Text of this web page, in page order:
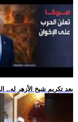
.. بعد تكريم شيخ الأزهر